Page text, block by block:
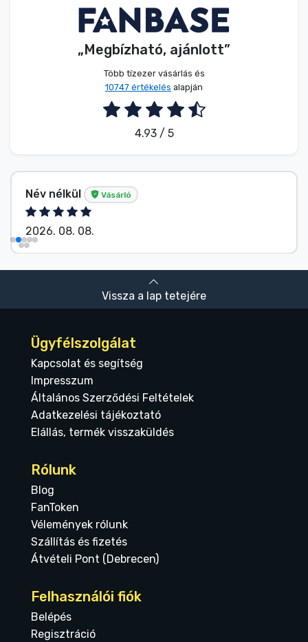
„Megbízható, ajánlott”
Több tízezer vásárlás és
10747 értékelés alapján
4.93 / 5
Név nélkül Vásárló
2026. 08. 08.
Vissza a lap tetejére
Ügyfélszolgálat
Kapcsolat és segítség
Impresszum
Általános Szerződési Feltételek
Adatkezelési tájékoztató
Elállás, termék visszaküldés
Rólunk
Blog
FanToken
Vélemények rólunk
Szállítás és fizetés
Átvételi Pont (Debrecen)
Felhasználói fiók
Belépés
Regisztráció